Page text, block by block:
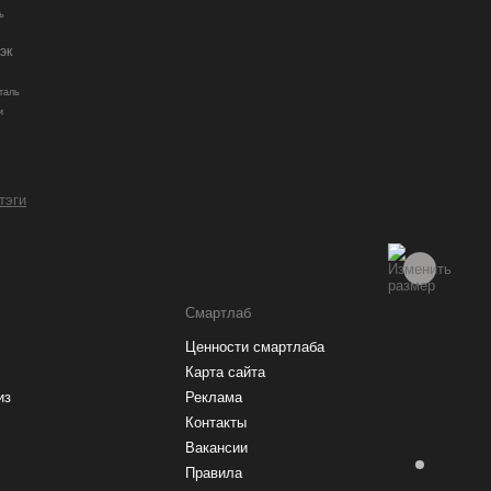
Смартлаб
Ценности смартлаба
Карта сайта
Реклама
Контакты
Вакансии
Правила